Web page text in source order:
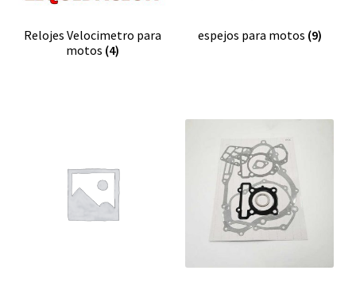
Relojes Velocimetro para
motos (4)
espejos para motos (9)